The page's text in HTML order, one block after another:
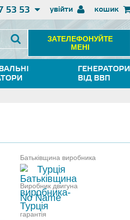
увійти
53 53 кошик
ЗАТЕЛЕФОНУЙТЕ
МЕНІ
ГЕНЕРАТОРИ
ВІД ВВП
Батьківщина виробника
Турція
Виробник двигуна
No Name
гарантія